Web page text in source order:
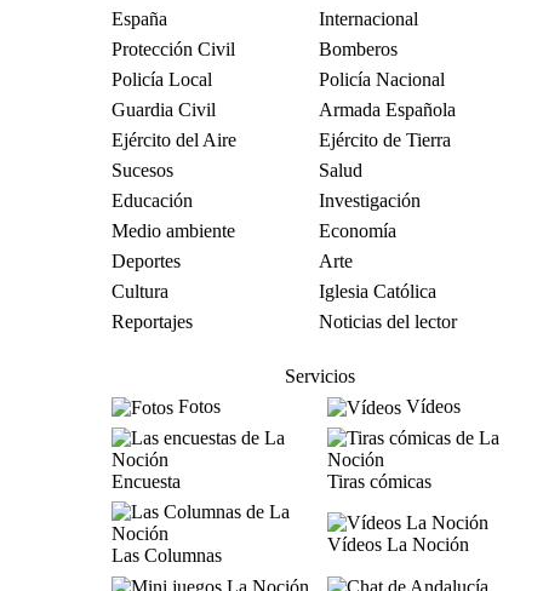
España
Internacional
Protección Civil
Bomberos
Policía Local
Policía Nacional
Guardia Civil
Armada Española
Ejército del Aire
Ejército de Tierra
Sucesos
Salud
Educación
Investigación
Medio ambiente
Economía
Deportes
Arte
Cultura
Iglesia Católica
Reportajes
Noticias del lector
Servicios
Fotos
Vídeos
Encuesta Tiras cómicas
Las Columnas
Vídeos La Noción